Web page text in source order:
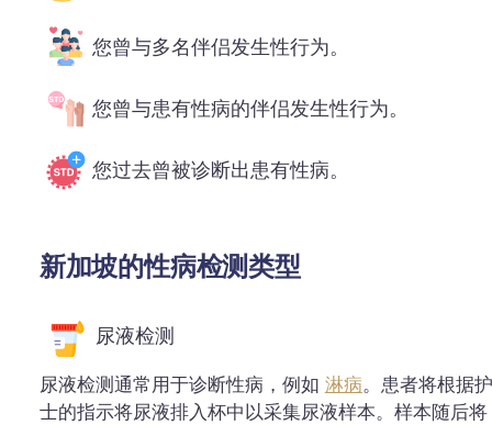
您曾与多名伴侣发生性行为。
您曾与患有性病的伴侣发生性行为。
您过去曾被诊断出患有性病。
新加坡的性病检测类型
尿液检测
尿液检测通常用于诊断性病，例如 淋病。患者将根据护
士的指示将尿液排入杯中以采集尿液样本。样本随后将